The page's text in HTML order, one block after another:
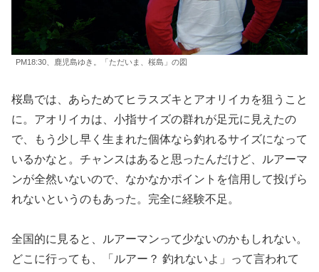
PM18:30、鹿児島ゆき。「ただいま、桜島」の図
桜島では、あらためてヒラスズキとアオリイカを狙うこと
に。アオリイカは、小指サイズの群れが足元に見えたの
で、もう少し早く生まれた個体なら釣れるサイズになって
いるかなと。チャンスはあると思ったんだけど、ルアーマ
ンが全然いないので、なかなかポイントを信用して投げら
れないというのもあった。完全に経験不足。
全国的に見ると、ルアーマンって少ないのかもしれない。
どこに行っても、「ルアー？ 釣れないよ」って言われて